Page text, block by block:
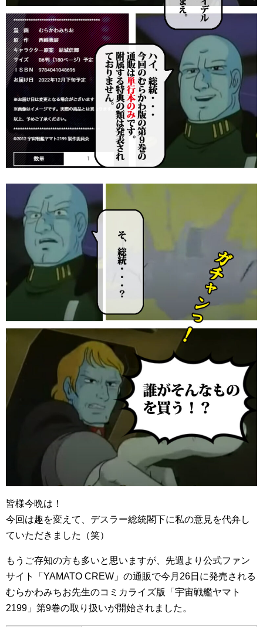
皆様今晩は！
今回は趣を変えて、デスラー総統閣下に私の意見を代弁し
ていただきました（笑）
もうご存知の方も多いと思いますが、先週より公式ファン
サイト「YAMATO CREW」の通販で今月26日に発売される
むらかわみちお先生のコミカライズ版「宇宙戦艦ヤマト
2199」第9巻の取り扱いが開始されました。